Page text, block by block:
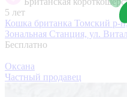
5 лет
Кошка британка Томский р-
Зональная Станция, ул.
Бесплатно
Оксана
Частный продавец